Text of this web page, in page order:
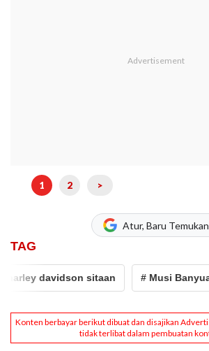
1 2 >
Atur, Baru Temukan
TAG
davidson sitaan # Musi Banyuasin